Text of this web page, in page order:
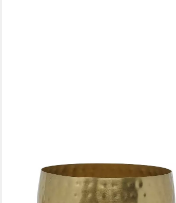
lieferbar - in 4-5 Werktagen bei dir